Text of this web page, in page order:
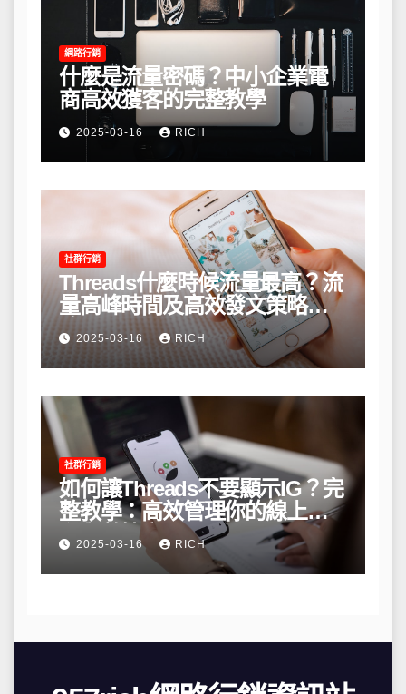
網路行銷
什麼是流量密碼？中小企業電
商高效獲客的完整教學
2025-03-16 RICH
社群行銷
Threads什麼時候流量最高？流
量高峰時間及高效發文策略攻
略2025-03-16 RICH
社群行銷
如何讓Threads不要顯示IG？完
整教學：高效管理你的線上隱
私與數據安全
2025-03-16 RICH